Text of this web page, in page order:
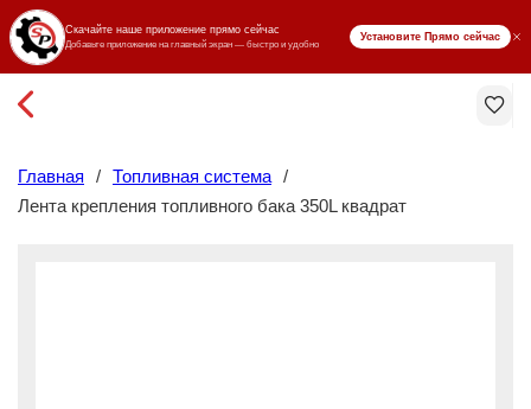
₸ KZT
Главная / Топливная система /
Лента крепления топливного бака 350L квадрат